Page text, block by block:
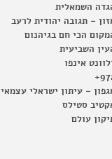
השמאלית
– תגובה יהודית לרעב
הכי חם בגיהנום
השביעית
אינפו
– עיתון ישראלי עצמאי
סטילס
עולם